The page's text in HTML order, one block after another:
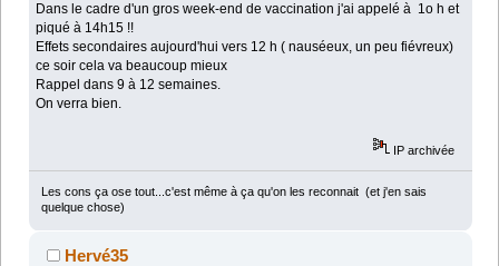
Dans le cadre d'un gros week-end de vaccination j'ai appelé à 1o h et
piqué à 14h15 !!
Effets secondaires aujourd'hui vers 12 h ( nauséeux, un peu fiévreux)
ce soir cela va beaucoup mieux
Rappel dans 9 à 12 semaines.
On verra bien.
IP archivée
Les cons ça ose tout...c'est même à ça qu'on les reconnait (et j'en sais
quelque chose)
Hervé35